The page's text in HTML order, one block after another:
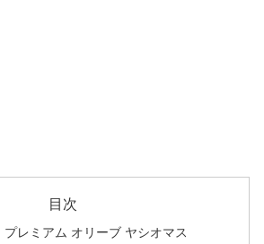
目次
レミアム オリーブ ヤシオマス